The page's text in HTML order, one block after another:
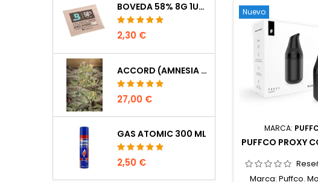
BOVEDA 58% 8G 1UDS
2,30 €
ACCORD (AMNESIA CORDOBESA)
27,00 €
GAS ATOMIC 300 ML
2,50 €
Nuevo
MARCA:
PUFFCO PROXY
Marca: Puffco.